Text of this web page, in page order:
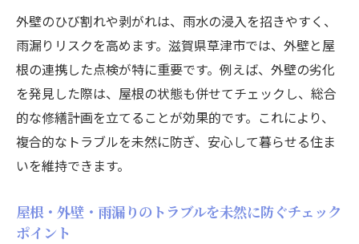
の実際
屋根・外壁・雨漏り費用の比較と選び方の
コツ
屋根・外壁・雨漏り工事費用を抑えるため
の工夫
屋根・外壁・雨漏り費用と補助金活用の可
雨漏りが発生しやすい住まいの特徴とは
外壁のひび割れや剥がれは、雨水の浸入を招きやすく、
雨漏りリスクを高めます。滋賀県草津市では、外壁と屋
根の連携した点検が特に重要です。例えば、外壁の劣化
を発見した際は、屋根の状態も併せてチェックし、総合
的な修繕計画を立てることが効果的です。これにより、
複合的なトラブルを未然に防ぎ、安心して暮らせる住ま
いを維持できます。
屋根・外壁・雨漏りのトラブルを未然に防ぐチェック
ポイント